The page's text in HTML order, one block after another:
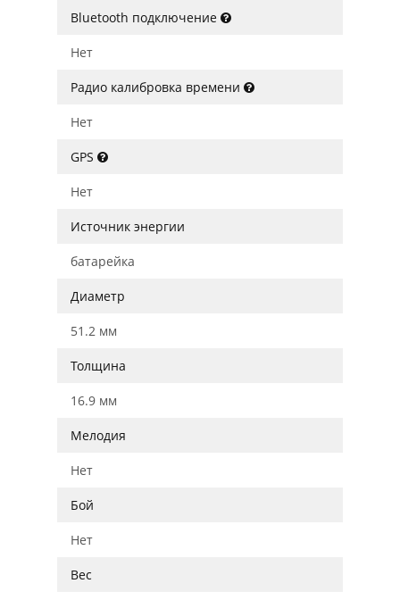
Bluetooth подключение
Нет
Радио калибровка времени
Нет
GPS
Нет
Источник энергии
батарейка
Диаметр
51.2 мм
Толщина
16.9 мм
Мелодия
Нет
Бой
Нет
Вес